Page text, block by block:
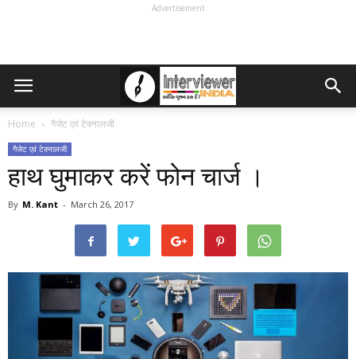
Advertisement
Home गैजेट एवं टेक्नालजी
गैजेट एवं टेक्नालजी
हाथ घुमाकर करें फोन चार्ज ।
By M. Kant - March 26, 2017